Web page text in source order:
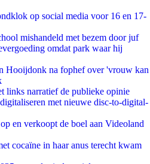
op social media voor 16 en 17-
mishandeld met bezem door juf
omdat park waar hij
Hooijdonk na fophef over 'vrouw kan
links narratief de publieke opinie
met nieuwe disc-to-digital-
en verkoopt de boel aan Videoland
cocaïne in haar anus terecht kwam